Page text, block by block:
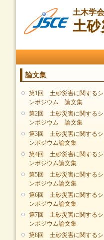
土木学
土
論文集
第1回 土砂災害に関するシ
ンポジウム 論文集
第2回 土砂災害に関するシ
ンポジウム 論文集
第3回 土砂災害に関するシ
ンポジウム論文集
第4回 土砂災害に関するシ
ンポジウム論文集
第5回 土砂災害に関するシ
ンポジウム論文集
第6回 土砂災害に関するシ
ンポジウム論文集
第7回 土砂災害に関するシ
ンポジウム論文集
第8回 土砂災害に関するシ